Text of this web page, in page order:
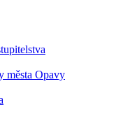
města Opavy